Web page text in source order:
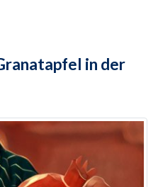
in der